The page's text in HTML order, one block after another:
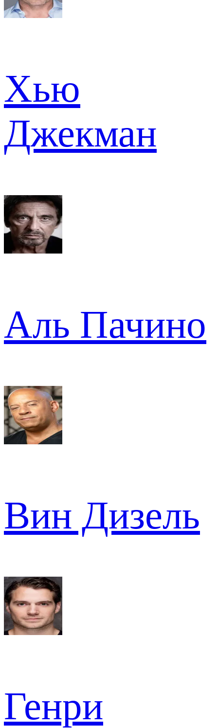
Хью
Джекман
Аль Пачино
Вин Дизель
Генри